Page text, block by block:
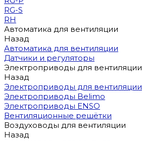
RG-S
RH
Автоматика для вентиляции
Назад
Автоматика для вентиляции
Датчики и регуляторы
Электроприводы для вентиляции
Назад
Электроприводы для вентиляции
Электроприводы Belimo
Электроприводы ENSO
Вентиляционные решётки
Воздуховоды для вентиляции
Назад